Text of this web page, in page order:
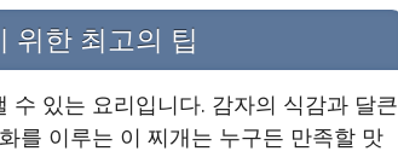
위한 최고의 팁
있는 요리입니다. 감자의 식감과 달큰
를 이루는 이 찌개는 누구든 만족할 맛